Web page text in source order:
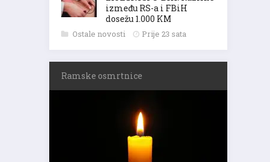
između RS-a i FBiH
dosežu 1.000 KM
Ostale novosti Prije 23 sata
Ramske osmrtnice